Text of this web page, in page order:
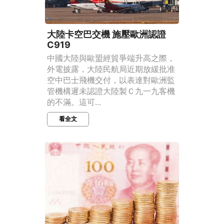
大陸卡空巴交機 施壓歐洲認證
C919
中國大陸與歐盟經貿爭端升高之際，
外電披露，大陸民航局近期放緩批准
空中巴士飛機交付，以表達對歐洲監
管機構遲未認證大陸製Ｃ九一九客機
的不滿。這可...
看全文